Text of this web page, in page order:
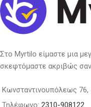
Στο Myrtilo είμαστε μια
σκεφτόμαστε ακριβώς
Κωνσταντινουπόλεως 76,
Τηλέφωνο: 2310-908122